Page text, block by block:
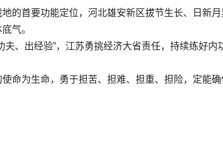
的首要功能定位，河北雄安新区拔节生长、日新
气。
夫、出经验”，江苏勇挑经济大省责任，持续练好
命为生命，勇于担苦、担难、担重、担险，定能确